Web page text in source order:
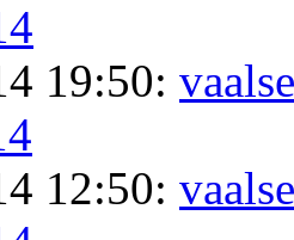
19:50:
12:50: